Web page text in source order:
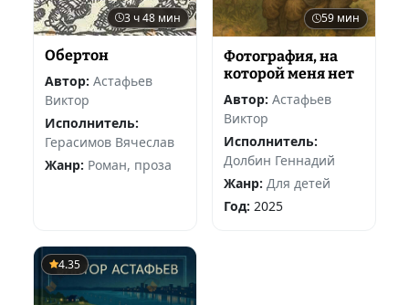
3 ч 48 мин
Обертон
Автор: Астафьев
Виктор
Исполнитель:
Герасимов Вячеслав
Жанр: Роман, проза
59 мин
Фотография, на
которой меня нет
Автор: Астафьев
Виктор
Исполнитель:
Долбин Геннадий
Жанр: Для детей
Год: 2025
4.35